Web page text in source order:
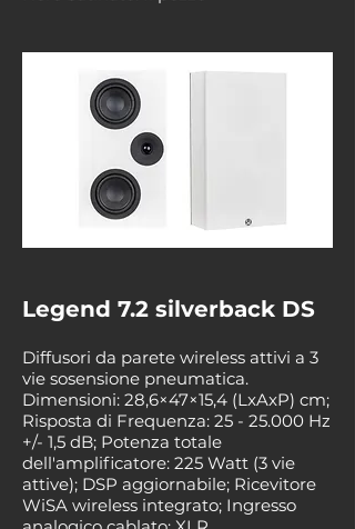
Legend 7.2 silverback DS
Diffusori da parete wireless attivi a 3
vie sosensione pneumatica.
Dimensioni: 28,6×47×15,4 (LxAxP) cm;
Risposta di Frequenza: 25 - 25.000 Hz
+/- 1,5 dB; Potenza totale
dell'amplificatore: 225 Watt (3 vie
attive); DSP aggiornabile; Ricevitore
WiSA wireless integrato; Ingresso